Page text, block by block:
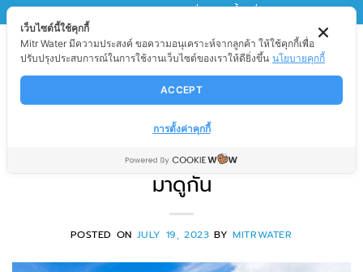
Skip
content
MITRWATER มิตรวอเตอร์ เพื่อนของน้ำ เพื่อนของคุณ
ระบบกรองน้ำประปาหมู่บ้าน คืออะไร
มีขั้นตอนการกรองน้ำประปาอย่างไร
มาดูกัน
POSTED ON JULY 19, 2023 BYMITRWATER
เว็บไซต์นี้ใช้คุกกี้
Mitr Water มีความประสงค์ ขอความอนุเคราะห์จากลูกค้า ให้ใช้คุกกี้เพื่อ
ปรับปรุงประสบการณ์ในการใช้งานเว็บไซต์ของเราให้ดียิ่งขึ้น นโยบายคุกกี้
ACCEPT
การตั้งค่าคุกกี้